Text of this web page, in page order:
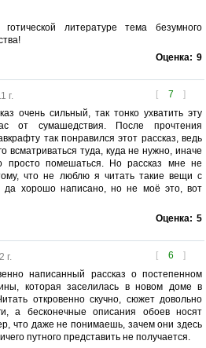
литературе тема безумного
Оценка: 9
[ 7 ]
г.
очень сильный, так тонко ухватить эту
от сумашедствия. После прочтения
так понравился этот рассказ, ведь
всматриваться туда, куда не нужно, иначе
просто помешаться. Но рассказ мне не
что не люблю я читать такие вещи с
да хорошо написано, но не моё это, вот
Оценка: 5
[ 6 ]
г.
написанный рассказ о постепенном
которая заселилась в новом доме в
откровенно скучно, сюжет довольно
а бесконечные описания обоев носят
что даже не понимаешь, зачем они здесь
путного представить не получается.